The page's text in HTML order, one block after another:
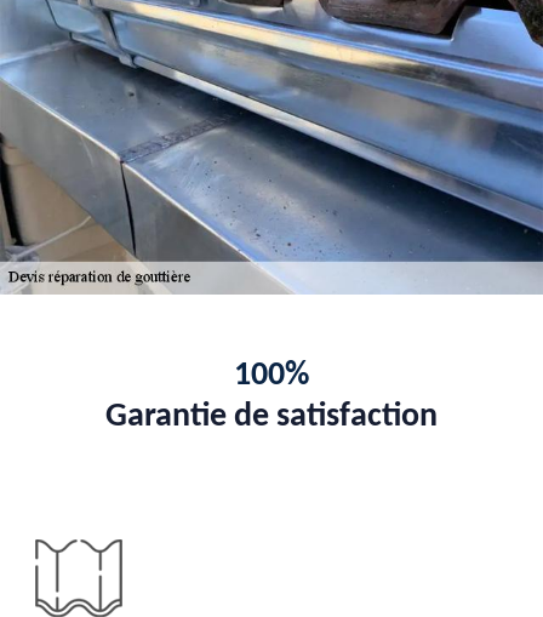
100%
Garantie de satisfaction